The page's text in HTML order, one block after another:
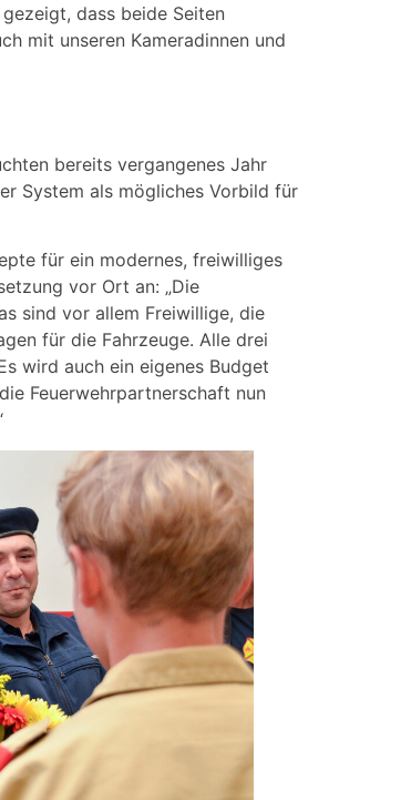
dass beide Seiten
mit unseren Kameradinnen und
bereits vergangenes Jahr
System als mögliches Vorbild für
für ein modernes, freiwilliges
vor Ort an: „Die
sind vor allem Freiwillige, die
für die Fahrzeuge. Alle drei
wird auch ein eigenes Budget
Feuerwehrpartnerschaft nun